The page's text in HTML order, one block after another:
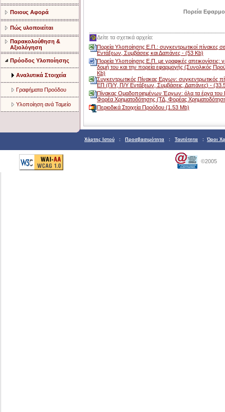
Ποιους Αφορά
Πώς υλοποιείται
Παρακολούθηση &
Αξιολόγηση
Πρόοδος Υλοποίησης
Aναλυτικά Στοιχεία
Γραφήματα Προόδου
Υλοποίηση ανά Ταμείο
Πορεία
Δείτε τα σχετικά αρχεία:
Πορεία Υλοποίησης Ε.Π.: συγκεντρωτικοί πίνακες
Εντάξεων, Συμβάσεις και Δαπάνες - (53 Kb)
Πορεία Υλοποίησης Ε.Π. με γραφικές
δομή του και την πορεία εφαρμογής (Συνολικός
Kb)
Συγκεντρωτικός Πίνακας Εργων: συγκεντρωτικός
ΕΠ (Π/Υ, Π/Υ Εντάξεων, Συμβάσεις, Δαπάνες) -
Πίνακας Ομαδοποιημένων Έργων: όλα τα έργα του
Φορέα Χρηματοδότησης (ΤΔ, Φορέας
Περιοδικά Στοιχεία Προόδου (1.53 Mb)
Χάρτης Ιστού : Προσβασιμότητα : Ταυτότητα : Όροι
©2005